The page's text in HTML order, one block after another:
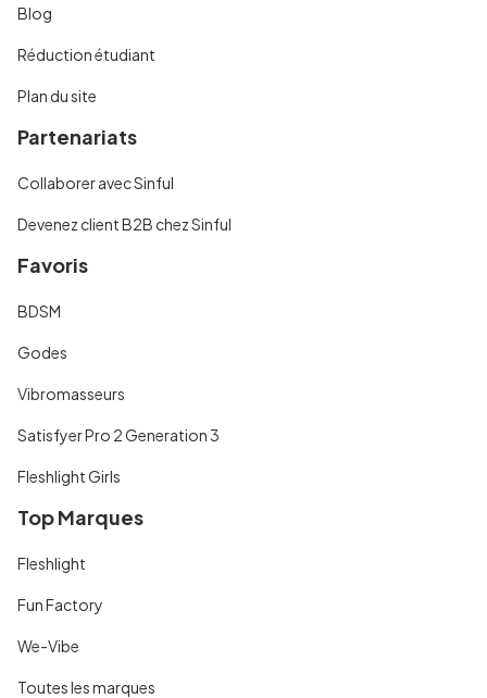
Blog
Réduction étudiant
Plan du site
Partenariats
Collaborer avec Sinful
Devenez client B2B chez Sinful
Favoris
BDSM
Godes
Vibromasseurs
Satisfyer Pro 2 Generation 3
Fleshlight Girls
Top Marques
Fleshlight
Fun Factory
We-Vibe
Toutes les marques